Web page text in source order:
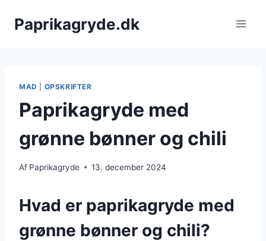
Paprikagryde.dk
MAD OPSKRIFTER
Paprikagryde med
grønne bønner og chili
Af Paprikagryde 13. december 2024
Hvad er paprikagryde med
grønne bønner og chili?